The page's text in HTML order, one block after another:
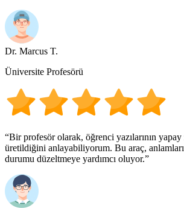
Dr. Marcus T.
Üniversite Profesörü
“Bir profesör olarak, öğrenci yazılarının yapay
üretildiğini anlayabiliyorum. Bu araç,
durumu düzeltmeye yardımcı oluyor.”